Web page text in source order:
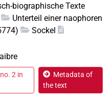
biographische Texte
Unterteil einer naophoren
Sockel
2 in
Metadata of
the text